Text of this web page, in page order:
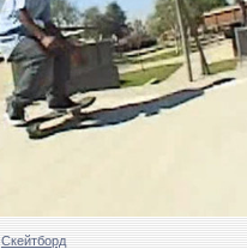
Скейтборд